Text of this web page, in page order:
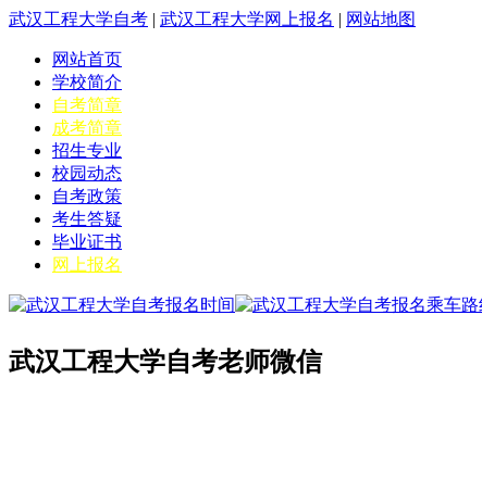
武汉工程大学自考 | 武汉工程大学网上报名 | 网站地图
网站首页
学校简介
自考简章
成考简章
招生专业
校园动态
自考政策
考生答疑
毕业证书
网上报名
武汉工程大学自考老师微信